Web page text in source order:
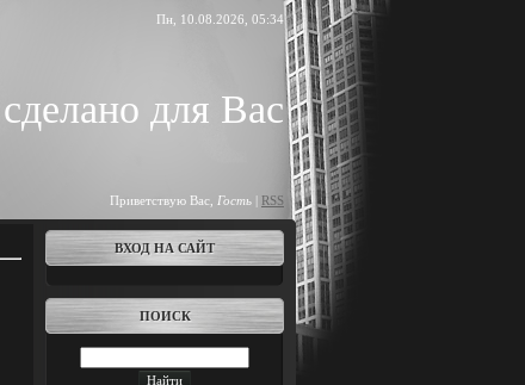
Пн, 10.08.2026, 05:34
для Вас
Приветствую Вас Гость | RSS
ВХОД НА САЙТ
ПОИСК